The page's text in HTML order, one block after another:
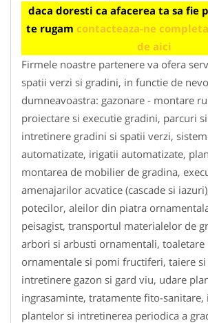
daca doresti ca afacerea ta sa fie
te rugam contacteaza-ne
de aici
Firmele noastre partenere va ofera
spatii verzi si gradini, in functie de
dumneavoastra: gazonare - montare
proiectare si executie gradini, parcuri
intretinere gradini si spatii verzi,
automatizate, irigatii automatizate,
montarea de mobilier de gradina,
amenajarilor acvatice (cascade si
potecilor, aleilor din piatra
peisagist, transportul materialelor de
arbori si arbusti ornamentali, toaletare
ornamentale si pomi fructiferi, taiere
intretinere gazon si gard viu, udare
ingrasaminte, tratamente fito-sanitare,
plantelor si intretinerea periodica a